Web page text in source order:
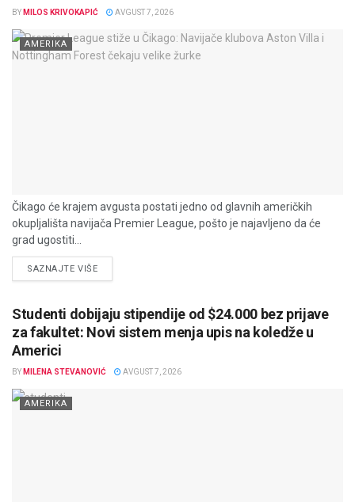
BY MILOS KRIVOKAPIĆ AVGUST 7, 2026
AMERIKA
Čikago će krajem avgusta postati jedno od glavnih američkih
okupljališta navijača Premier League, pošto je najavljeno da će
grad ugostiti...
SAZNAJTE VIŠEDETAILS
Studenti dobijaju stipendije od $24.000 bez prijave
za fakultet: Novi sistem menja upis na koledže u
Americi
BY MILENA STEVANOVIĆ AVGUST 7, 2026
AMERIKA